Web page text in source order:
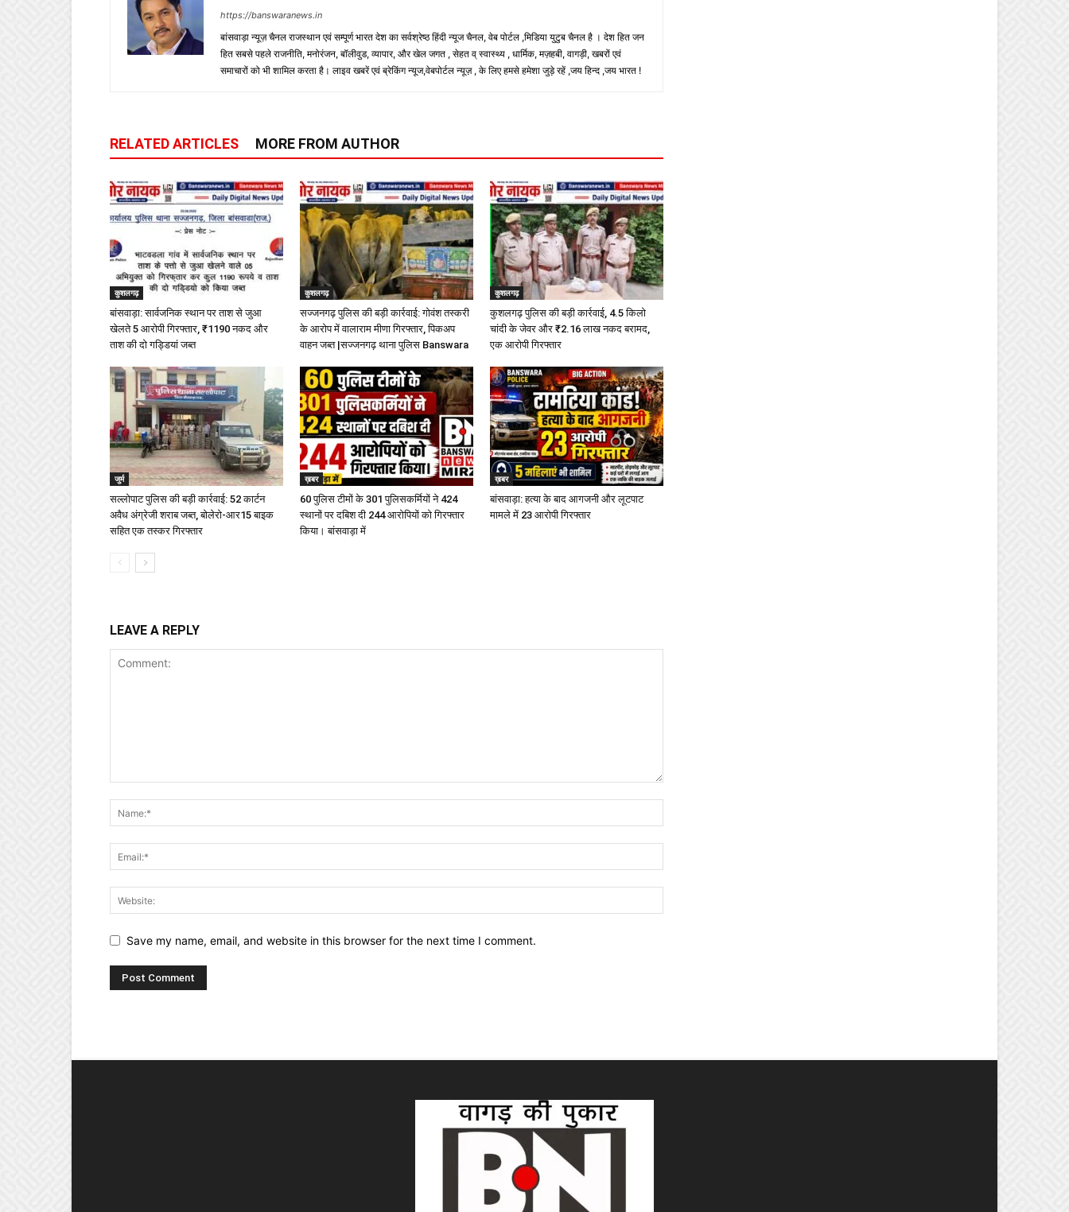
https://banswaranews.in
बांसवाड़ा न्यूज़ चैनल राजस्थान एवं सम्पूर्ण भारत देश का सर्वश्रेष्ठ हिंदी न्‍यूज चैनल, वेब पोर्टल ,मिडिया युटुब चैनल है । देश हित जन
हित सबसे पहले राजनीति, मनोरंजन, बॉलीवुड, व्यापार, और खेल जगत , सेहत व् स्वास्थ्य , धार्मिक, मज़हबी, वागड़ी, खबरों एवं
समाचारों को भी शामिल करता है। लाइव खबरें एवं ब्रेकिंग न्यूज,वेबपोर्टल न्यूज़ , के लिए हमसे हमेशा जुड़े रहें ,जय हिन्द ,जय भारत !
RELATED ARTICLES MORE FROM AUTHOR
कुशलगढ़
बांसवाड़ा: सार्वजनिक स्थान पर ताश से जुआ
खेलते 5 आरोपी गिरफ्तार, ₹1190 नकद और
ताश की दो गड्डियां जब्त
कुशलगढ़
सज्जनगढ़ पुलिस की बड़ी कार्रवाई: गोवंश तस्करी
के आरोप में वालाराम मीणा गिरफ्तार, पिकअप
वाहन जब्त |सज्जनगढ़ थाना पुलिस Banswara
कुशलगढ़
कुशलगढ़ पुलिस की बड़ी कार्रवाई, 4.5 किलो
चांदी के जेवर और ₹2.16 लाख नकद बरामद,
एक आरोपी गिरफ्तार
जुर्म
सल्लोपाट पुलिस की बड़ी कार्रवाई: 52 कार्टन
अवैध अंग्रेजी शराब जब्त, बोलेरो-आर15 बाइक
सहित एक तस्कर गिरफ्तार
ख़बर
60 पुलिस टीमों के 301 पुलिसकर्मियों ने 424
स्थानों पर दबिश दी 244 आरोपियों को गिरफ्तार
किया। बांसवाड़ा में
ख़बर
बांसवाड़ा: हत्या के बाद आगजनी और लूटपाट
मामले में 23 आरोपी गिरफ्तार
LEAVE A REPLY
Save my name, email, and website in this browser for the next time I comment.